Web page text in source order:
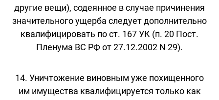
другие вещи), содеянное в случае причинения
значительного ущерба следует дополнительно
квалифицировать по ст. 167 УК (п. 20 Пост.
Пленума ВС РФ от 27.12.2002 N 29).
14. Уничтожение виновным уже похищенного
им имущества квалифицируется только как